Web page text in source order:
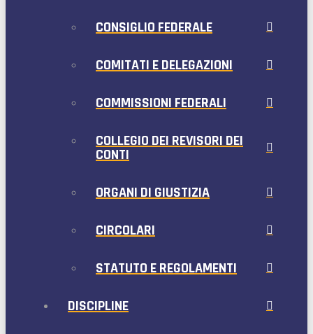
CONSIGLIO FEDERALE
COMITATI E DELEGAZIONI
COMMISSIONI FEDERALI
COLLEGIO DEI REVISORI DEI
CONTI
ORGANI DI GIUSTIZIA
CIRCOLARI
STATUTO E REGOLAMENTI
DISCIPLINE